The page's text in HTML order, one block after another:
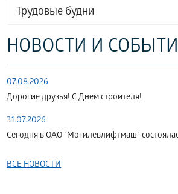
Трудовые будни
НОВОСТИ И
07.08.2026
Дорогие друзья! С Днем строителя!
31.07.2026
Сегодня в ОАО "Могилевлифтмаш"
ВСЕ НОВОСТИ